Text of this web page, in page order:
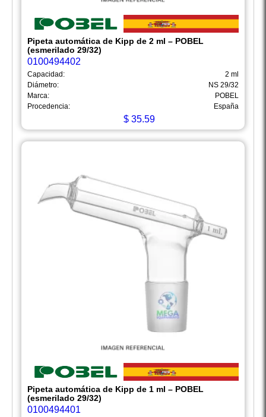
Pipeta automática de Kipp de 2 ml – POBEL
(esmerilado 29/32)
0100494402
Capacidad:
2 ml
Diámetro:
NS 29/32
Marca:
POBEL
Procedencia:
España
$35.59
Pipeta automática de Kipp de 1 ml – POBEL
(esmerilado 29/32)
0100494401